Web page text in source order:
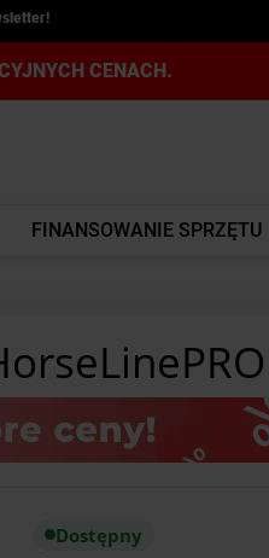
CENACH.
FINANSOWANIE SPRZĘTU
Dostępny